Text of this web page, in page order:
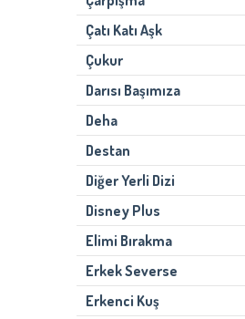
Çatı Katı Aşk
Çukur
Darısı Başımıza
Deha
Destan
Diğer Yerli Dizi
Disney Plus
Elimi Bırakma
Erkek Severse
Erkenci Kuş